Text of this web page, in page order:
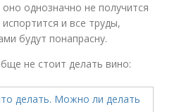
однозначно не получится
и все труды,
будут понапрасну.
не стоит делать вино: